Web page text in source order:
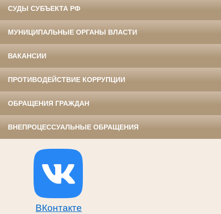
СУДЫ СУБЪЕКТА РФ
МУНИЦИПАЛЬНЫЕ ОРГАНЫ ВЛАСТИ
ВАКАНСИИ
ПРОТИВОДЕЙСТВИЕ КОРРУПЦИИ
ОБРАЩЕНИЯ ГРАЖДАН
ВНЕПРОЦЕССУАЛЬНЫЕ ОБРАЩЕНИЯ
ВКонтакте